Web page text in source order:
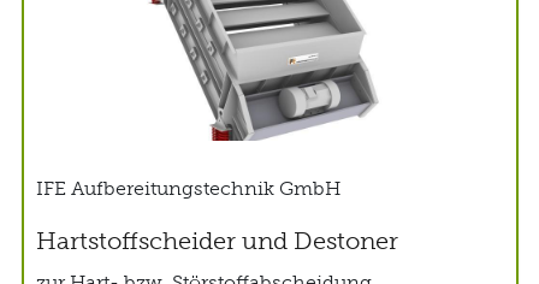
IFE Aufbereitungstechnik GmbH
Hartstoffscheider und Destoner